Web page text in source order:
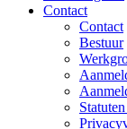
Contact
Contact
Bestuur